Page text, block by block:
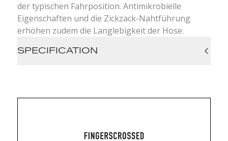
der typischen Fahrposition. Antimikrobielle
Eigenschaften und die Zickzack-Nahtführung
erhöhen zudem die Langlebigkeit der Hose.
SPECIFICATION
Fully Dyed
Main material: 79% Nylon / 21% Elastane